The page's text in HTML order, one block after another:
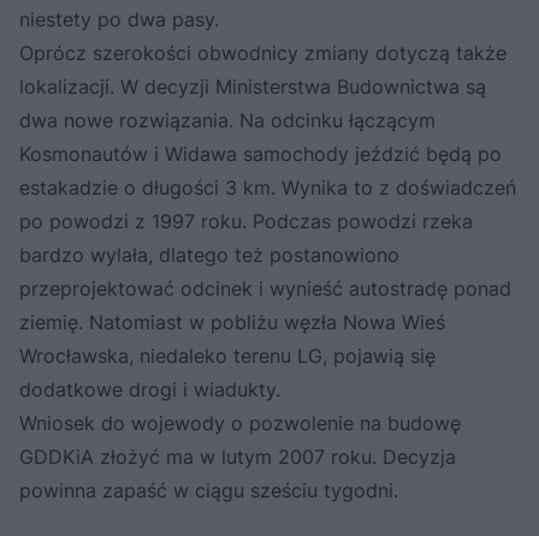
niestety po dwa pasy.
Oprócz szerokości obwodnicy zmiany dotyczą także
lokalizacji. W decyzji Ministerstwa Budownictwa są
dwa nowe rozwiązania. Na odcinku łączącym
Kosmonautów i Widawa samochody jeździć będą po
estakadzie o długości 3 km. Wynika to z doświadczeń
po powodzi z 1997 roku. Podczas powodzi rzeka
bardzo wylała, dlatego też postanowiono
przeprojektować odcinek i wynieść autostradę ponad
ziemię. Natomiast w pobliżu węzła Nowa Wieś
Wrocławska, niedaleko terenu LG, pojawią się
dodatkowe drogi i wiadukty.
Wniosek do wojewody o pozwolenie na budowę
GDDKiA złożyć ma w lutym 2007 roku. Decyzja
powinna zapaść w ciągu sześciu tygodni.